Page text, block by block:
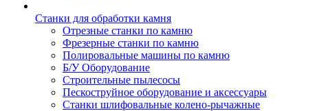
Станки для обработки камня
Отрезные станки по камню
Фрезерные станки по камню
Полировальные машины по камню
Б/У Оборудование
Строительные пылесосы
Пескоструйное оборудование и аксессуары
Станки шлифовальные колено-рычажные